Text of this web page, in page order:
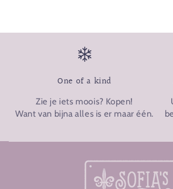
One of a kind
Zie je iets moois? Kopen!
Want van bijna alles is er maar één.